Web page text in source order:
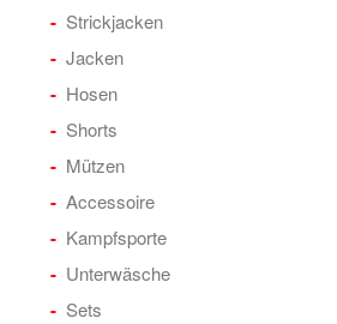
Strickjacken
Jacken
Hosen
Shorts
Mützen
Accessoire
Kampfsporte
Unterwäsche
Sets